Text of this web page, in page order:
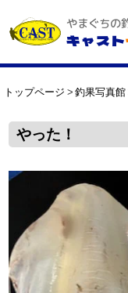
やまぐちの
キャスト
トップページ 釣果写真館
やった！